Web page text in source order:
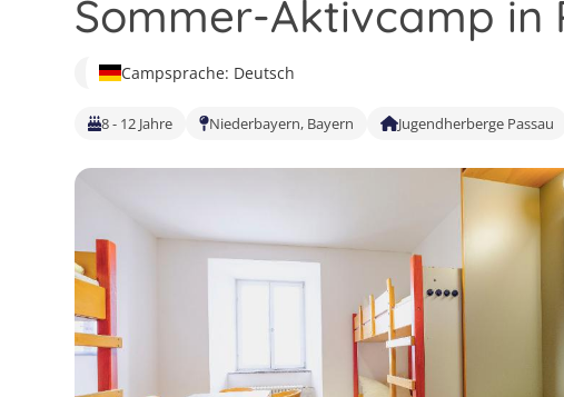
Sommer-Aktivcamp in
Campsprache: Deutsch
8 - 12 Jahre Niederbayern, Bayern Jugendherberge Passau